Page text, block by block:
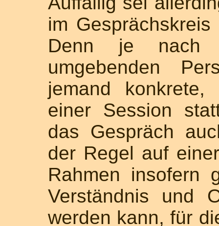
im
Denn je nach
umgebenden
jemand
einer Session
das Gespräch
der Regel auf
Rahmen insofern
Verständnis und
werden kann, für